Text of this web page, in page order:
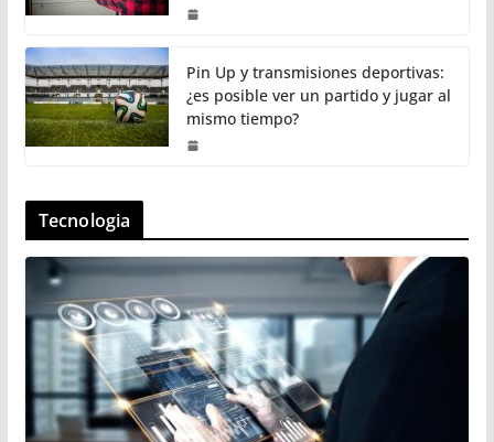
Pin Up y transmisiones deportivas:
¿es posible ver un partido y jugar al
mismo tiempo?
Tecnologia